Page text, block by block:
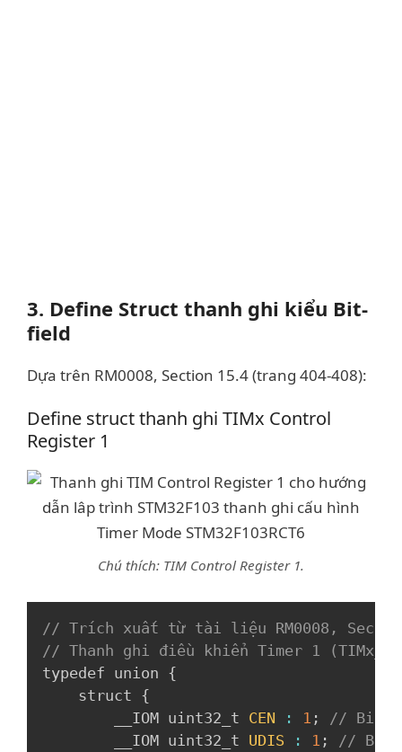
3. Define Struct thanh ghi kiểu Bit-
field
Dựa trên RM0008, Section 15.4 (trang 404-408):
Define struct thanh ghi TIMx Control
Register 1
Chú thích: TIM Control Register 1.
// Trích xuất từ tài liệu RM0008,
// Thanh ghi điều khiển Timer 1
typedef union {
    struct
{
        __IOM uint32_t
CEN : 1 ;
// Bit 0:
        __IOM uint32_t
UDIS : 1 ;
// Bit